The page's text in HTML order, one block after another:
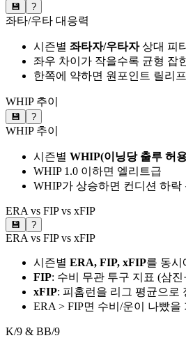
💾 ?
좌타/우타 대응력
시즌별 좌타자/우타자상대 피
좌우 차이가 작을수록 균형 잡
한쪽에 약하면 원포인트 릴리
WHIP 추이
💾 ?
WHIP 추이
시즌별 WHIP(이닝당 출루 허
WHIP 1.0 이하면 엘리트급
WHIP가 상승하면 컨디션 하락
ERA vs FIP vs xFIP
💾 ?
ERA vs FIP vs xFIP
시즌별 ERA, FIP, xFIP를 동시
FIP: 수비 무관 투구 지표 (삼진
xFIP: 피홈런을 리그 평균으로
ERA > FIP면 수비/운이 나빴을
K/9 & BB/9